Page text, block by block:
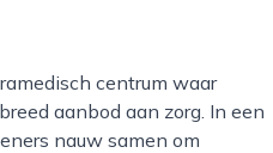
aanbod aan zorg. In een
nauw samen om